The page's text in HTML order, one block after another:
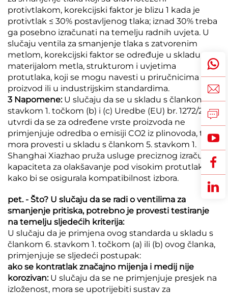
protivtlakom, korekcijski faktor je blizu 1 kada je
protivtlak ≤ 30% postavljenog tlaka; iznad 30% treba
ga posebno izračunati na temelju radnih uvjeta. U
slučaju ventila za smanjenje tlaka s zatvorenim
metlom, korekcijski faktor se određuje u skladu s
materijalom metla, strukturom i uvjetima
protutlaka, koji se mogu navesti u priručnicima za
proizvod ili u industrijskim standardima.
3 Napomene: U slučaju da se u skladu s člankom 5.
stavkom 1. točkom (b) i (c) Uredbe (EU) br. 1272/2013
utvrdi da se za određene vrste proizvoda ne
primjenjuje odredba o emisiji CO2 iz plinovoda, to se
mora provesti u skladu s člankom 5. stavkom 1.
Shanghai Xiazhao pruža usluge preciznog izračuna
kapaciteta za olakšavanje pod visokim protutlakom
kako bi se osigurala kompatibilnost izbora.
pet. - Što? U slučaju da se radi o ventilima za
smanjenje pritiska, potrebno je provesti testiranje
na temelju sljedećih kriterija:
U slučaju da je primjena ovog standarda u skladu s
člankom 6. stavkom 1. točkom (a) ili (b) ovog članka,
primjenjuje se sljedeći postupak:
ako se kontratlak značajno mijenja i medij nije
korozivan: U slučaju da se ne primjenjuje presjek na
izloženost, mora se upotrijebiti sustav za